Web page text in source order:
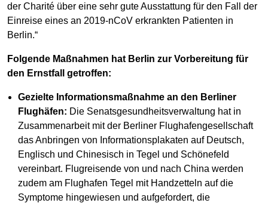
der Charité über eine sehr gute Ausstattung für den Fall der
Einreise eines an 2019-nCoV erkrankten Patienten in
Berlin.“
Folgende Maßnahmen hat Berlin zur Vorbereitung für
den Ernstfall getroffen:
Gezielte Informationsmaßnahme an den Berliner
Flughäfen: Die Senatsgesundheitsverwaltung hat in
Zusammenarbeit mit der Berliner Flughafengesellschaft
das Anbringen von Informationsplakaten auf Deutsch,
Englisch und Chinesisch in Tegel und Schönefeld
vereinbart. Flugreisende von und nach China werden
zudem am Flughafen Tegel mit Handzetteln auf die
Symptome hingewiesen und aufgefordert, die